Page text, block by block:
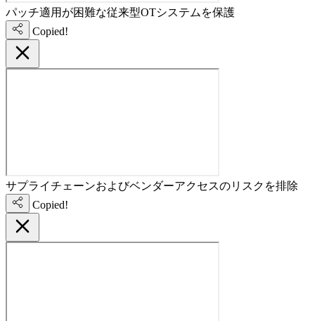
パッチ適用が困難な従来型OTシステムを保護
Copied!
サプライチェーンおよびベンダーアクセスのリスクを排除
Copied!